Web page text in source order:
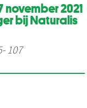
2021
bij Naturalis
107